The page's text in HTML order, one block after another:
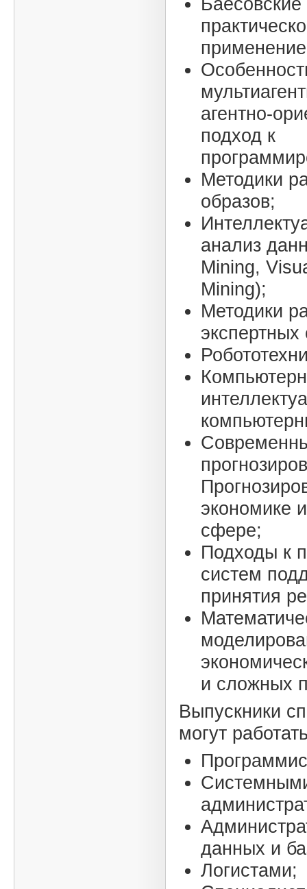
агентно-
подход к
Методики
образов;
анализ
Mining,
Mining);
Методики
экспертных
экономике
сфере;
Подходы к
систем
принятия
и сложных
Выпускники
могут
данных и
Логистами;